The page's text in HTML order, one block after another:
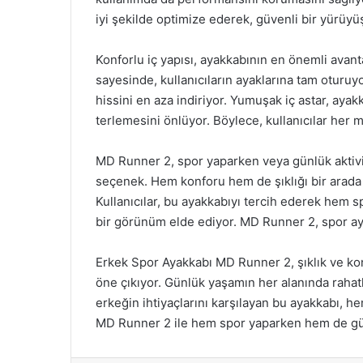
iyi şekilde optimize ederek, güvenli bir
Konforlu iç yapısı, ayakkabının en önemli
sayesinde, kullanıcıların ayaklarına tam
hissini en aza indiriyor. Yumuşak iç astar,
terlemesini önlüyor. Böylece, kullanıcılar her
MD Runner 2, spor yaparken veya günlük
seçenek. Hem konforu hem de şıklığı bir
Kullanıcılar, bu ayakkabıyı tercih ederek hem
bir görünüm elde ediyor. MD Runner 2, spor
Erkek Spor Ayakkabı MD Runner 2, şıklık ve
öne çıkıyor. Günlük yaşamın her alanında
erkeğin ihtiyaçlarını karşılayan bu ayakkabı,
MD Runner 2 ile hem spor yaparken hem de